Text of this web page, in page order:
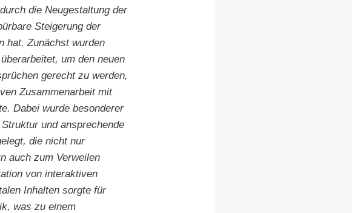
die Neugestaltung der
Steigerung der
hat. Zunächst wurden
um den neuen
gerecht zu werden,
Zusammenarbeit mit
Dabei wurde besonderer
und ansprechende
die nicht nur
auch zum Verweilen
von interaktiven
Inhalten sorgte für
was zu einem